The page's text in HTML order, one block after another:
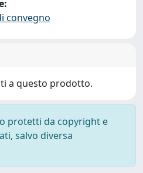
convegno
a questo prodotto.
protetti da copyright e
salvo diversa